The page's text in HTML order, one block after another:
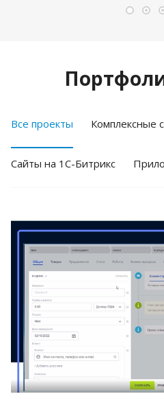
Все проекты Комплексные
Cайты на 1С-Битрикс
Смотреть